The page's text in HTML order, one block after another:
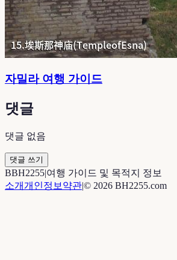
자밀라 여행 가이드
댓글
댓글 없음
댓글 쓰기
BBH2255|여행 가이드 및 목적지 정보
소개개인정보 약관|© 2026 BH2255.com